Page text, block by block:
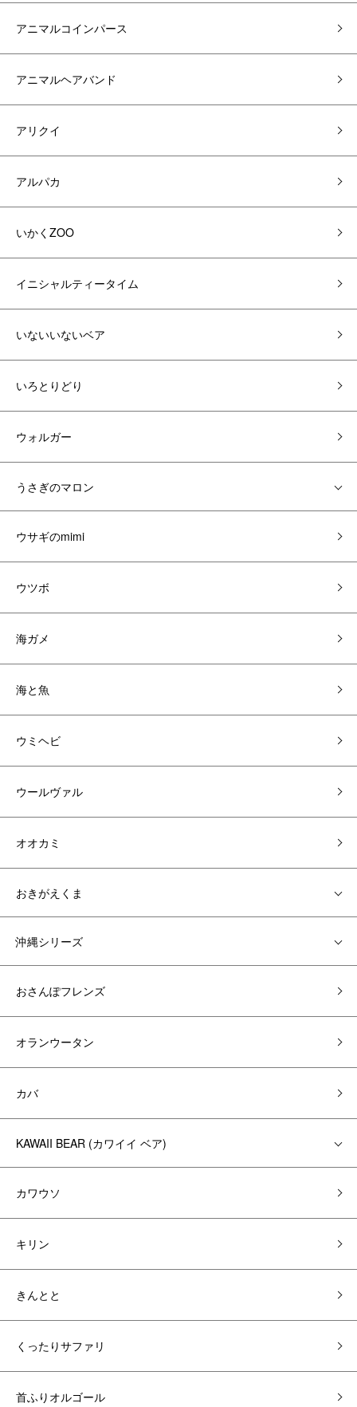
アニマルコインパース
アニマルヘアバンド
アリクイ
アルパカ
いかくZOO
イニシャルティータイム
いないいないベア
いろとりどり
ウォルガー
うさぎのマロン
ウサギのmimi
ウツボ
海ガメ
海と魚
ウミヘビ
ウールヴァル
オオカミ
おきがえくま
沖縄シリーズ
おさんぽフレンズ
オランウータン
カバ
KAWAII BEAR (カワイイ ベア)
カワウソ
キリン
きんとと
くったりサファリ
首ふりオルゴール